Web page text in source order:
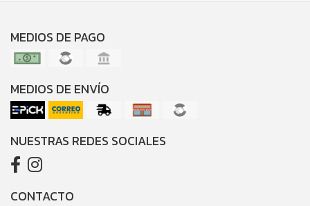
MEDIOS DE PAGO
MEDIOS DE ENVÍO
NUESTRAS REDES SOCIALES
CONTACTO